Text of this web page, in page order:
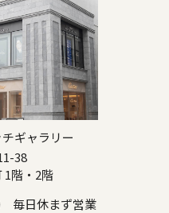
ギャラリー
38
1階・2階
毎日休まず営業